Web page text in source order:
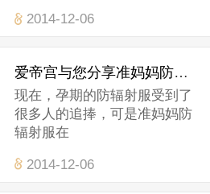
2014-12-06
爱帝宫与您分享准妈妈防辐射服怎样选购
现在，孕期的防辐射服受到了
很多人的追捧，可是准妈妈防
辐射服在
2014-12-06